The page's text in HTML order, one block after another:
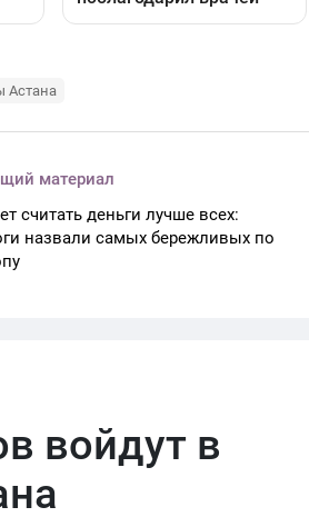
Астана
материал
считать деньги лучше всех:
назвали самых бережливых по
войдут в